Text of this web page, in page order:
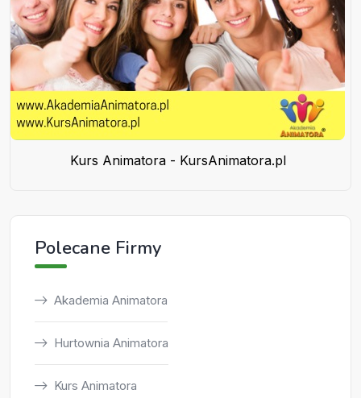
Kurs Animatora - KursAnimatora.pl
Polecane Firmy
Akademia Animatora
Hurtownia Animatora
Kurs Animatora